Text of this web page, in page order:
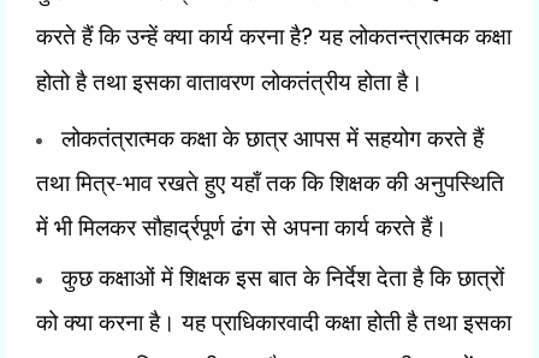
करते हैं कि उन्हें क्या कार्य करना है?यह लोकतन्त्रात्मक कक्षा
होतो है तथा इसका वातावरण लोकतंत्रीय होता है।
लोकतंत्रात्मक कक्षा के छात्र आपस में सहयोग करते हैं
तथा मित्र-भाव रखते हुए यहाँ तक कि शिक्षक की अनुपस्थिति
में भी मिलकर सौहार्द्रपूर्ण ढंग से अपना कार्य करते हैं।
कुछ कक्षाओं में शिक्षक इस बात के निर्देश देता है कि छात्रों
को क्या करना है। यह प्राधिकारवादी कक्षा होती है तथा इसका